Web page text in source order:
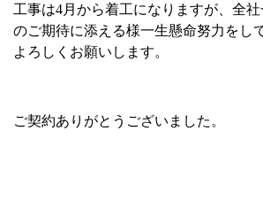
工事は4月から着工になりますが、全
のご期待に添える様一生懸命努力をし
よろしくお願いします。
ご契約ありがとうございました。